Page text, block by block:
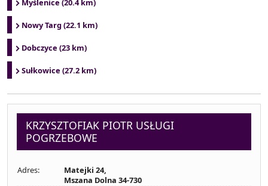
Myślenice (20.4 km)
Nowy Targ (22.1 km)
Dobczyce (23 km)
Sułkowice (27.2 km)
KRZYSZTOFIAK PIOTR USŁUGI
POGRZEBOWE
Adres:
Matejki 24,
Mszana Dolna 34-730